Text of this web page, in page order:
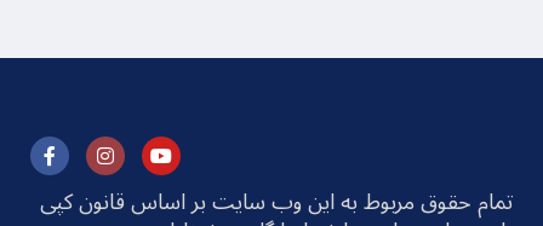
تمام حقوق مربوط به این وب سایت بر اساس قانون کپی